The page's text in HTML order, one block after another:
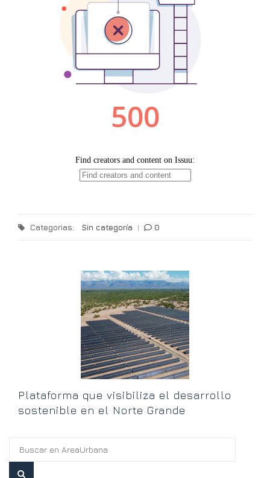
Categorias: Sin categoría | 0
Plataforma que visibiliza el desarrollo
sostenible en el Norte Grande